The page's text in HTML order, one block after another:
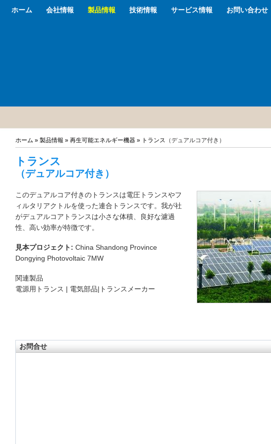
ホーム 会社情報 製品情報 技術情報 サービス情報 お問い合わせ
ホーム » 製品情報 » 再生可能エネルギー機器 » トランス （デュアルコア付き）
トランス
（デュアルコア付き）
このデュアルコア付きのトランスは電圧トランスやフ
ィルタリアクトルを使った連合トランスです。我が社
がデュアルコアトランスは小さな体積、良好な濾過
性、高い効率が特徴です。
見本プロジェクト: China Shandong Province
Dongying Photovoltaic 7MW
関連製品
電源用トランス | 電気部品|トランスメーカー
お問合せ